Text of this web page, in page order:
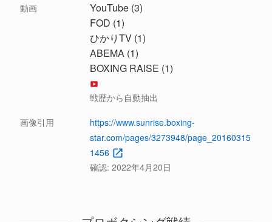
動画
YouTube (3)
FOD (1)
ひかりTV (1)
ABEMA (1)
BOXING RAISE (1)
戦歴から自動抽出
画像引用
https://www.sunrise.boxing-
star.com/pages/3273948/page_20160315
1456
確認: 2022年4月20日